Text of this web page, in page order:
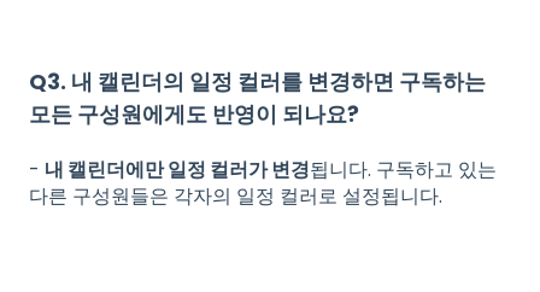
Q3. 내 캘린더의 일정 컬러를 변경하면 구독하는
모든 구성원에게도 반영이 되나요?
- 내 캘린더에만 일정 컬러가 변경됩니다. 구독하고 있는
다른 구성원들은 각자의 일정 컬러로 설정됩니다.